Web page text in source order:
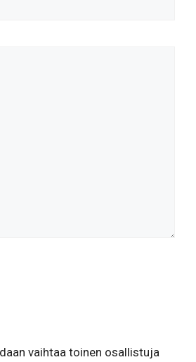
vaihtaa toinen osallistuja